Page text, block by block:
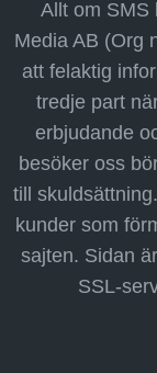
Allt om SMS
Media AB (Org
att felaktig
tredje part
erbjudande
besöker oss
till
kunder som
sajten. Sidan
SSL-